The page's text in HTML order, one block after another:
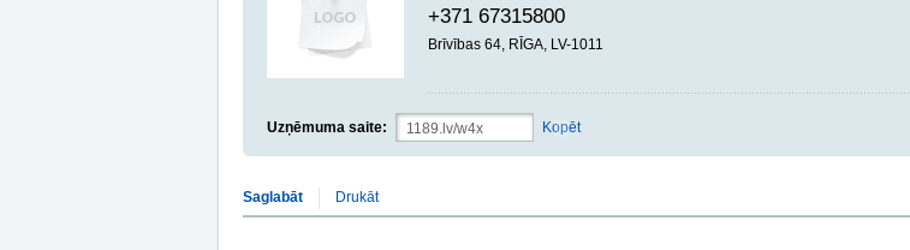
+371 67315800
Brīvības 64, RĪGA, LV-1011
Uzņēmuma saite: Kopēt
Saglabāt Drukāt